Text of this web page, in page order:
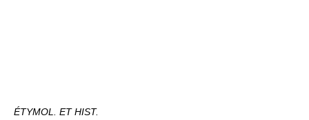
ÉTYMOL. ET HIST.